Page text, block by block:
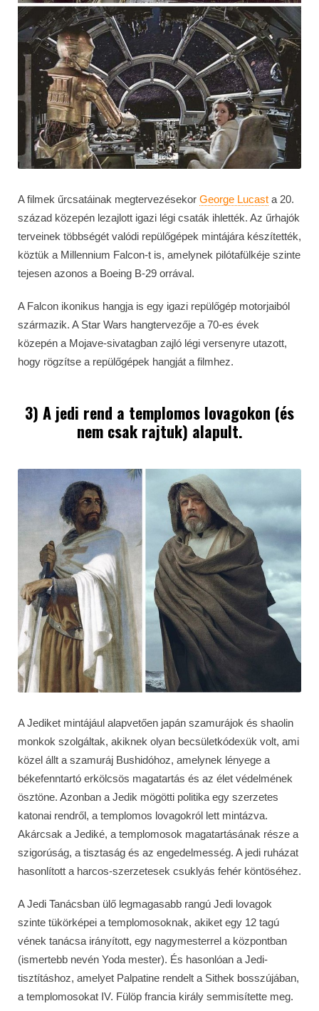
A filmek űrcsatáinak megtervezésekor George Lucast a 20.
század közepén lezajlott igazi légi csaták ihlették. Az űrhajók
terveinek többségét valódi repülőgépek mintájára készítették,
köztük a Millennium Falcon-t is, amelynek pilótafülkéje szinte
tejesen azonos a Boeing B-29 orrával.
A Falcon ikonikus hangja is egy igazi repülőgép motorjaiból
származik. A Star Wars hangtervezője a 70-es évek
közepén a Mojave-sivatagban zajló légi versenyre utazott,
hogy rögzítse a repülőgépek hangját a filmhez.
3) A jedi rend a templomos lovagokon (és
nem csak rajtuk) alapult.
A Jediket mintájául alapvetően japán szamurájok és shaolin
monkok szolgáltak, akiknek olyan becsületkódexük volt, ami
közel állt a szamuráj Bushidóhoz, amelynek lényege a
békefenntartó erkölcsös magatartás és az élet védelmének
ösztöne. Azonban a Jedik mögötti politika egy szerzetes
katonai rendről, a templomos lovagokról lett mintázva.
Akárcsak a Jediké, a templomosok magatartásának része a
szigorúság, a tisztaság és az engedelmesség. A jedi ruházat
hasonlított a harcos-szerzetesek csuklyás fehér köntöséhez.
A Jedi Tanácsban ülő legmagasabb rangú Jedi lovagok
szinte tükörképei a templomosoknak, akiket egy 12 tagú
vének tanácsa irányított, egy nagymesterrel a központban
(ismertebb nevén Yoda mester). És hasonlóan a Jedi-
tisztításhoz, amelyet Palpatine rendelt a Sithek bosszújában,
a templomosokat IV. Fülöp francia király semmisítette meg.